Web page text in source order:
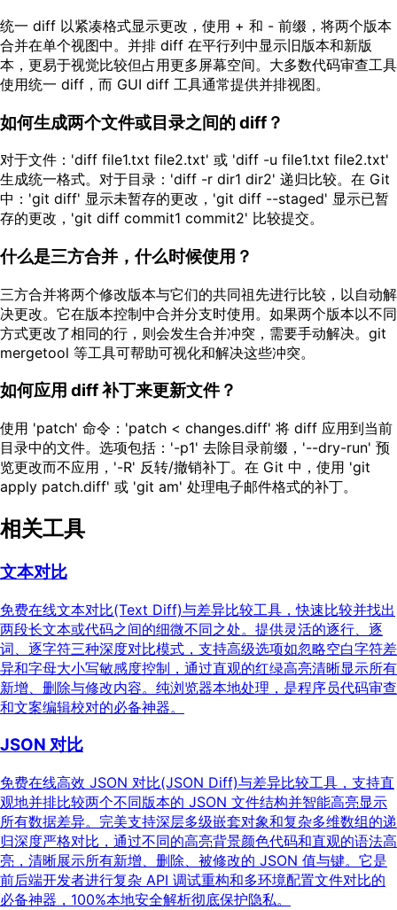
统一 diff 以紧凑格式显示更改，使用 + 和 - 前缀，将两个版本
合并在单个视图中。并排 diff 在平行列中显示旧版本和新版
本，更易于视觉比较但占用更多屏幕空间。大多数代码审查工具
使用统一 diff，而 GUI diff 工具通常提供并排视图。
如何生成两个文件或目录之间的 diff？
对于文件：'diff file1.txt file2.txt' 或 'diff -u file1.txt file2.txt'
生成统一格式。对于目录：'diff -r dir1 dir2' 递归比较。在 Git
中：'git diff' 显示未暂存的更改，'git diff --staged' 显示已暂
存的更改，'git diff commit1 commit2' 比较提交。
什么是三方合并，什么时候使用？
三方合并将两个修改版本与它们的共同祖先进行比较，以自动解
决更改。它在版本控制中合并分支时使用。如果两个版本以不同
方式更改了相同的行，则会发生合并冲突，需要手动解决。git
mergetool 等工具可帮助可视化和解决这些冲突。
如何应用 diff 补丁来更新文件？
使用 'patch' 命令：'patch < changes.diff' 将 diff 应用到当前
目录中的文件。选项包括：'-p1' 去除目录前缀，'--dry-run' 预
览更改而不应用，'-R' 反转/撤销补丁。在 Git 中，使用 'git
apply patch.diff' 或 'git am' 处理电子邮件格式的补丁。
相关工具
文本对比
免费在线文本对比(Text Diff)与差异比较工具，快速比较并找出
两段长文本或代码之间的细微不同之处。提供灵活的逐行、逐
词、逐字符三种深度对比模式，支持高级选项如忽略空白字符差
异和字母大小写敏感度控制，通过直观的红绿高亮清晰显示所有
新增、删除与修改内容。纯浏览器本地处理，是程序员代码审查
和文案编辑校对的必备神器。
JSON 对比
免费在线高效 JSON 对比(JSON Diff)与差异比较工具，支持直
观地并排比较两个不同版本的 JSON 文件结构并智能高亮显示
所有数据差异。完美支持深层多级嵌套对象和复杂多维数组的递
归深度严格对比，通过不同的高亮背景颜色代码和直观的语法高
亮，清晰展示所有新增、删除、被修改的 JSON 值与键。它是
前后端开发者进行复杂 API 调试重构和多环境配置文件对比的
必备神器，100%本地安全解析彻底保护隐私。